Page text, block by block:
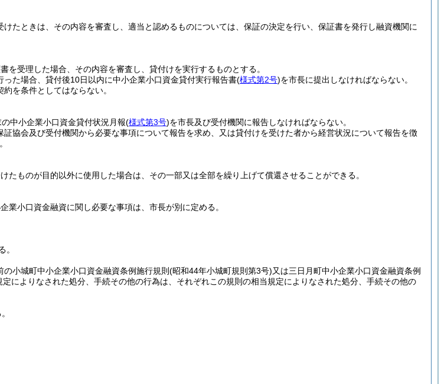
たときは、その内容を審査し、適当と認めるものについては、保証の決定を行い、保証書を発行し融資機関に
を受理した場合、その内容を審査し、貸付けを実行するものとする。
った場合、貸付後10日以内に中小企業小口資金貸付実行報告書(様式第2号)を市長に提出しなければならない。
を条件としてはならない。
中小企業小口資金貸付状況月報(様式第3号)を市長及び受付機関に報告しなければならない。
協会及び受付機関から必要な事項について報告を求め、又は貸付けを受けた者から経営状況について報告を徴
たものが目的以外に使用した場合は、その一部又は全部を繰り上げて償還させることができる。
業小口資金融資に関し必要な事項は、市長が別に定める。
。
小城町中小企業小口資金融資条例施行規則 (昭和44年小城町規則第3号)又は三日月町中小企業小口資金融資条例
定によりなされた処分、手続その他の行為は、それぞれこの規則の相当規定によりなされた処分、手続その他の